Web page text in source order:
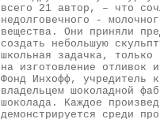
всего 21 автор, – что
недолговечного -
вещества. Они приняли
создать небольшую
школьная задачка, только
на изготовление отливок
Фонд Инхофф, учредитель
владельцем шоколадной
шоколада. Каждое
демонстрируется среди